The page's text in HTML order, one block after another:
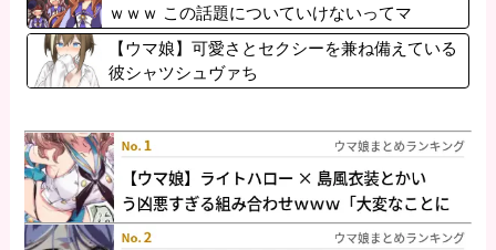
ｗｗｗ この話題についていけないってマ
ジ…！？
【ウマ娘】可愛さとセクシーを兼ね備えている
彼シャツシュヴァち